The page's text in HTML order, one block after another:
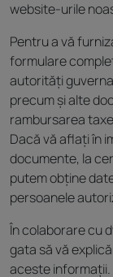
website-urile
Pentru a vă
formulare
autorități
precum și alte
rambursarea
Dacă vă aflați în
documente, la
putem obține
persoanele
În colaborare cu
gata să vă
aceste informații.